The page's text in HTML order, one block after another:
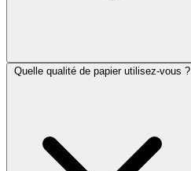
Quelle qualité de papier utilisez-vous ?